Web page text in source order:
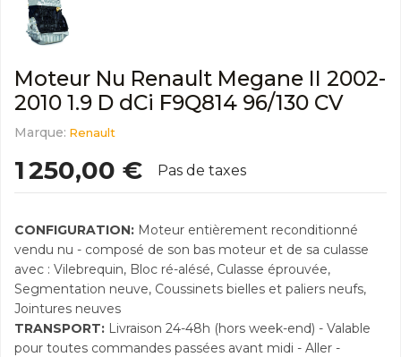
Moteur Nu Renault Megane II 2002-
2010 1.9 D dCi F9Q814 96/130 CV
Marque: Renault
1 250,00 € Pas de taxes
CONFIGURATION: Moteur entièrement reconditionné
vendu nu - composé de son bas moteur et de sa culasse
avec : Vilebrequin, Bloc ré-alésé, Culasse éprouvée,
Segmentation neuve, Coussinets bielles et paliers neufs,
Jointures neuves
TRANSPORT: Livraison 24-48h (hors week-end) - Valable
pour toutes commandes passées avant midi - Aller -